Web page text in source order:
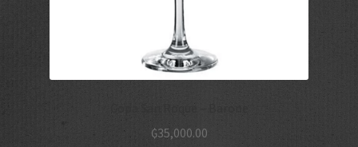
Copa San Roque – Barone
₲35,000.00